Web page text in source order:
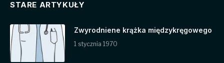
STARE ARTYKUŁY
Zwyrodniene krążka międzykręgowego
1 stycznia 1970